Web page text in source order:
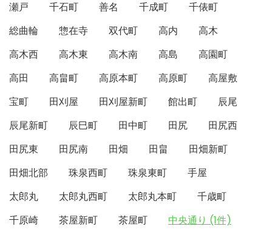
瀬戸
千石町 善名 千成町
千俵町
総曲輪
惣在寺 双代町 高内
高木
高木西
高木東 高木南 高島
高園町
高田
高畠町 高原本町 高原町
高屋敷
宝町
田刈屋 田刈屋新町 館出町
辰尾
辰尾新町
辰巳町 田中町 田尻
田尻西
田尻東
田尻南 田畑 田畠
田畑新町
田畑北部
珠泉西町 珠泉東町
手屋
太郎丸
太郎丸西町 太郎丸本町
千歳町
千原崎
茶屋新町 茶屋町
中央通り (1件)